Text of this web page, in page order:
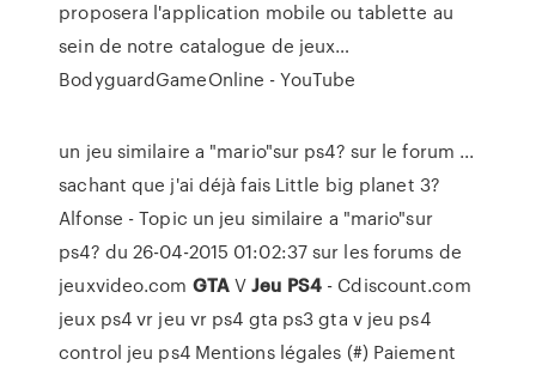
proposera l'application mobile ou tablette au
sein de notre catalogue de jeux…
BodyguardGameOnline - YouTube
un jeu similaire a "mario"sur ps4? sur le forum ...
sachant que j'ai déjà fais Little big planet 3?
Alfonse - Topic un jeu similaire a "mario"sur
ps4? du 26-04-2015 01:02:37 sur les forums de
jeuxvideo.com GTAVJeu PS4 - Cdiscount.com
jeux ps4 vr jeu vr ps4 gta ps3 gta v jeu ps4
control jeu ps4 Mentions légales (#) Paiement